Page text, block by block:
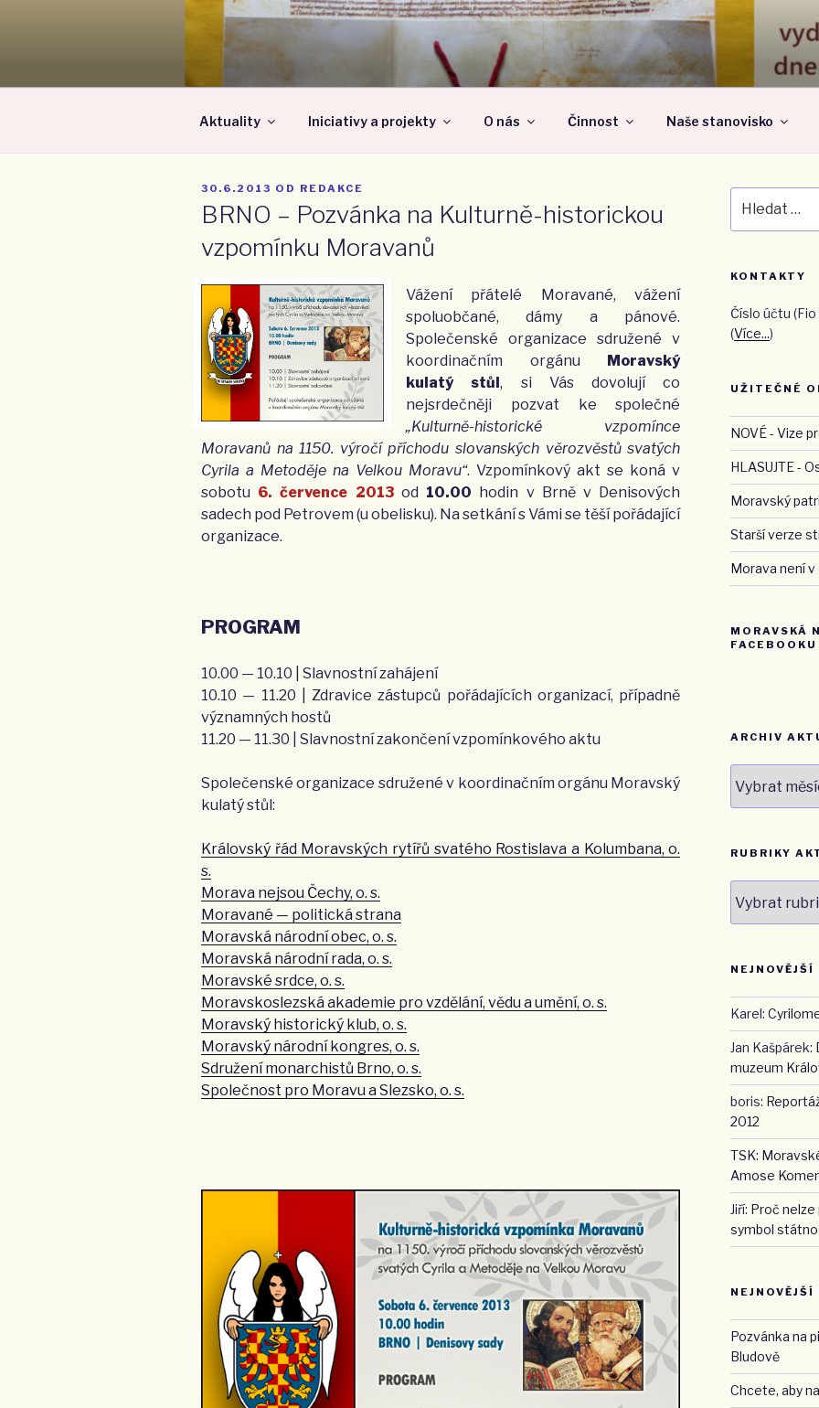
MORAVSKÁ NÁRODNÍ OBEC –
Aktuality Iniciativy a projekty O nás Činnost Naše stanovisko
PUBLIKOVÁNO
30.6.2013 OD REDAKCE
BRNO – Pozvánka na Kulturně-historickou
vzpomínku Moravanů
Vážení přátelé Moravané, vážení
spoluobčané, dámy a pánové.
Společenské organi­zace sdružené v
koordinačním orgánu
Moravský
kulatý stůl, si Vás dovolují co
nejsrdečněji pozvat ke společné
„Kulturně-historické vzpomínce
Moravanů na 1150. výročí příchodu slovanských věrozvěstů svatých
Cyrila a Metoděje na Velkou Mora­vu“. Vzpomínkový akt se koná v
sobotu 6. července 2013od 10.00 hodin v Brně v Denisových
sadech pod Petrovem (u obelisku). Na setkání s Vámi se těší pořádající
organizace.
PROGRAM
10.00 — 10.10 | Slavnostní zahájení
10.10 — 11.20 | Zdravice zástupců pořádajících organizací, případně
významných hostů
11.20 — 11.30 | Slavnostní zakončení vzpomínkového aktu
Společenské organizace sdružené v koordinačním orgánu Moravský
kulatý stůl:
Královský řád Moravských rytířů svatého Rostislava a Kolumbana, o.
s.
Morava nejsou Čechy, o. s.
Moravané — politická strana
Moravská národní obec, o. s.
Moravská národní rada, o. s.
Moravské srdce, o. s.
Moravskoslezská akademie pro vzdělání, vědu a umění, o. s.
Moravský historický klub, o. s.
Moravský národní kongres, o. s.
Sdružení monarchistů Brno, o. s.
Společnost pro Moravu a Slezsko, o. s.
KONTAKTY
Číslo účtu
(Více...)
UŽITEČNÉ
NOVÉ - Vize
HLASUJTE -
Moravský
Starší verze
Morava není v
MORAVSKÁ
FACEBOOKU
ARCHIV
aktualit
RUBRIKY
aktualit
NEJNOVĚJŠÍ
Karel:
Jan Kašpárek:
muzeum
boris:
2012
TSK:
Amose
Jiří: Proč
symbol
NEJNOVĚJŠÍ
Pozvánka na
Bludově
Chcete, aby